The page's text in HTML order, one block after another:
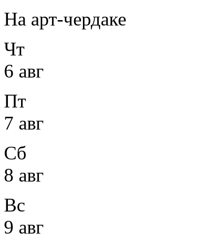
На арт-чердаке
Чт
6 авг
Пт
7 авг
Сб
8 авг
Вс
9 авг